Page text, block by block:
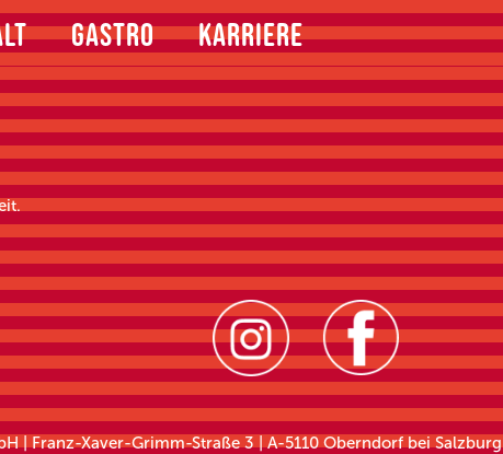
GASTRO KARRIERE
| Franz-Xaver-Grimm-Straße 3 | A-5110 Oberndorf bei Salzburg